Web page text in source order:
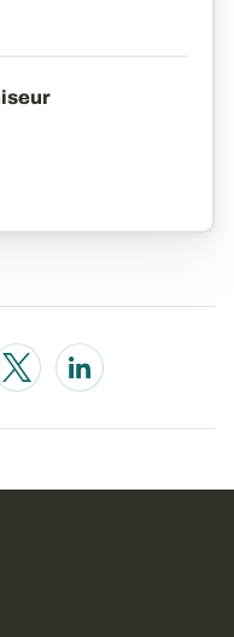
in a new window
Opens in a new window
Opens in a new